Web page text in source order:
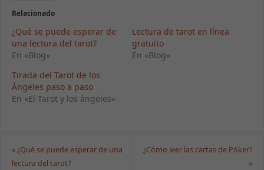
Relacionado
¿Qué se puede esperar de
una lectura del tarot?
En «Blog»
Lectura de tarot en línea
gratuito
En «Blog»
Tirada del Tarot de los
Ángeles paso a paso
En «El Tarot y los ángeles»
«¿Qué se puede esperar de una
lectura del tarot?
¿Cómo leer las cartas de Póker?
»